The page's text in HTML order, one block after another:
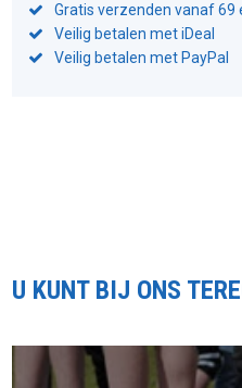
Gratis verzenden vanaf 69
Veilig betalen met iDeal
Veilig betalen met PayPal
U KUNT BIJ ONS